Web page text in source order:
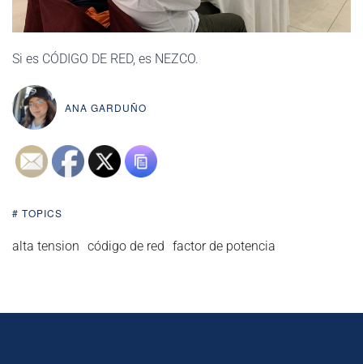
# TOPICS
alta tension código de red factor de potencia
Si es CÓDIGO DE RED, es NEZCO.
ANA GARDUÑO